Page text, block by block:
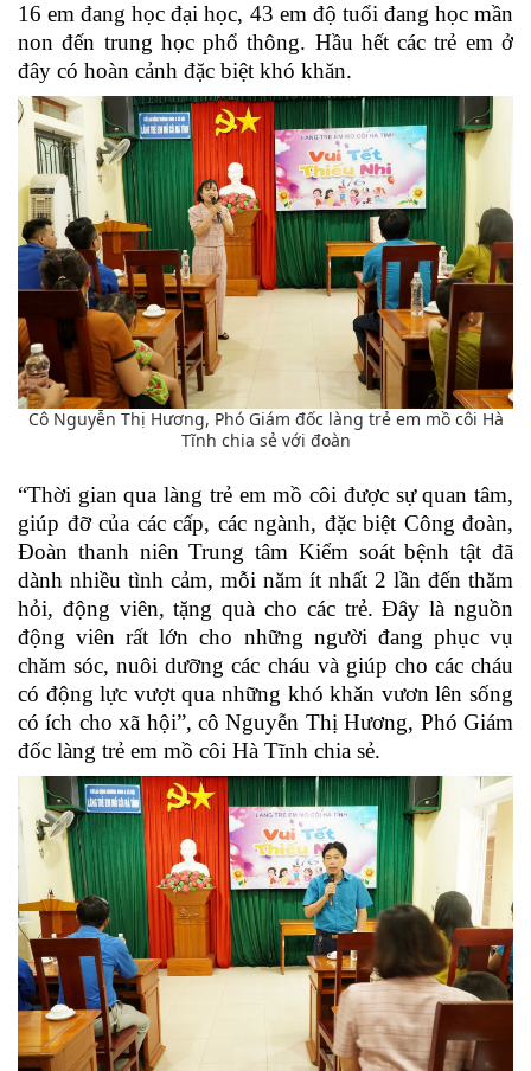
16 em đang học đại học, 43 em độ tuổi đang học mần
non đến trung học phổ thông. Hầu hết các trẻ em ở
đây có hoàn cảnh đặc biệt khó khăn.
Cô Nguyễn Thị Hương, Phó Giám đốc làng trẻ em mồ côi Hà
Tĩnh chia sẻ với đoàn
“Thời gian qua làng trẻ em mồ côi được sự quan tâm,
giúp đỡ của các cấp, các ngành, đặc biệt Công đoàn,
Đoàn thanh niên Trung tâm Kiểm soát bệnh tật đã
dành nhiều tình cảm, mỗi năm ít nhất 2 lần đến thăm
hỏi, động viên, tặng quà cho các trẻ. Đây là nguồn
động viên rất lớn cho những người đang phục vụ
chăm sóc, nuôi dưỡng các cháu và giúp cho các cháu
có động lực vượt qua những khó khăn vươn lên sống
có ích cho xã hội”, cô Nguyễn Thị Hương, Phó Giám
đốc làng trẻ em mồ côi Hà Tĩnh chia sẻ.